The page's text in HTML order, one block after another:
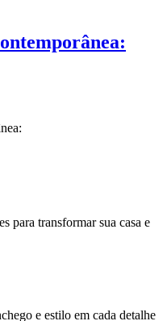
para transformar sua casa e
e estilo em cada detalhe